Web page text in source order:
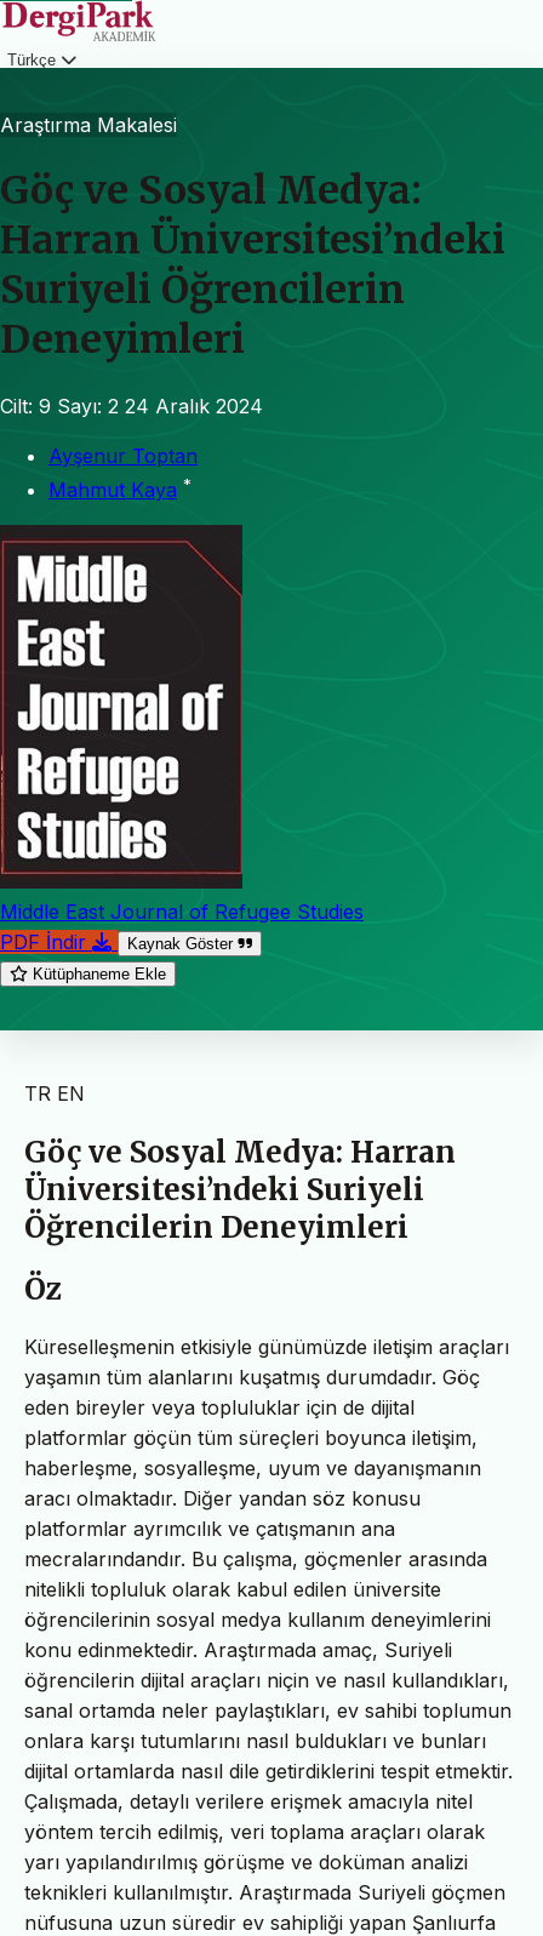
Türkçe
Araştırma Makalesi
Göç ve Sosyal Medya:
Harran Üniversitesi’ndeki
Suriyeli Öğrencilerin
Deneyimleri
Cilt: 9 Sayı: 2 24 Aralık 2024
Ayşenur Toptan
Mahmut Kaya *
Middle East Journal of Refugee Studies
PDF İndir
Kaynak Göster
Kütüphaneme Ekle
TR EN
Göç ve Sosyal Medya: Harran
Üniversitesi’ndeki Suriyeli
Öğrencilerin Deneyimleri
Öz
Küreselleşmenin etkisiyle günümüzde iletişim araçları
yaşamın tüm alanlarını kuşatmış durumdadır. Göç
eden bireyler veya topluluklar için de dijital
platformlar göçün tüm süreçleri boyunca iletişim,
haberleşme, sosyalleşme, uyum ve dayanışmanın
aracı olmaktadır. Diğer yandan söz konusu
platformlar ayrımcılık ve çatışmanın ana
mecralarındandır. Bu çalışma, göçmenler arasında
nitelikli topluluk olarak kabul edilen üniversite
öğrencilerinin sosyal medya kullanım deneyimlerini
konu edinmektedir. Araştırmada amaç, Suriyeli
öğrencilerin dijital araçları niçin ve nasıl kullandıkları,
sanal ortamda neler paylaştıkları, ev sahibi toplumun
onlara karşı tutumlarını nasıl buldukları ve bunları
dijital ortamlarda nasıl dile getirdiklerini tespit etmektir.
Çalışmada, detaylı verilere erişmek amacıyla nitel
yöntem tercih edilmiş, veri toplama araçları olarak
yarı yapılandırılmış görüşme ve doküman analizi
teknikleri kullanılmıştır. Araştırmada Suriyeli göçmen
nüfusuna uzun süredir ev sahipliği yapan Şanlıurfa